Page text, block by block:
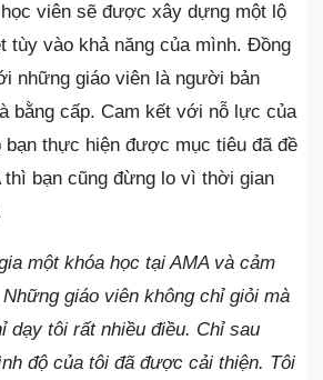
viên sẽ được xây dựng một lộ
tùy vào khả năng của mình. Đồng
những giáo viên là người bản
bằng cấp. Cam kết với nỗ lực của
bạn thực hiện được mục tiêu đã đề
thì bạn cũng đừng lo vì thời gian
một khóa học tại AMA và cảm
giáo viên không chỉ giỏi mà
dạy tôi rất nhiều điều. Chỉ sau
độ của tôi đã được cải thiện. Tôi